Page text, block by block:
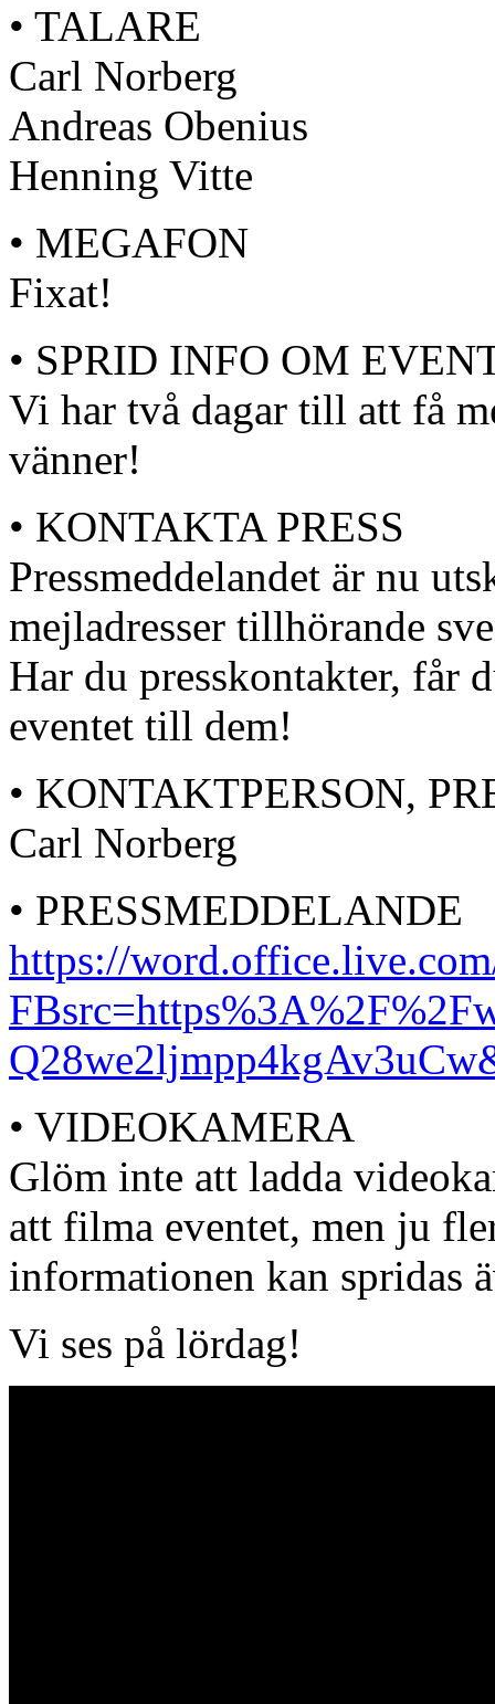
• TALARE
Carl Norberg
Andreas Obenius
Henning Vitte
• MEGAFON
Fixat!
• SPRID INFO OM
Vi har två dagar till att få
vänner!
• KONTAKTA PRESS
Pressmeddelandet är nu
mejladresser tillhörande
Har du presskontakter, får
eventet till dem!
• KONTAKTPERSON,
Carl Norberg
• PRESSMEDDELANDE
https://
• VIDEOKAMERA
Glöm inte att ladda
att filma eventet, men ju
informationen kan spridas
Vi ses på lördag!